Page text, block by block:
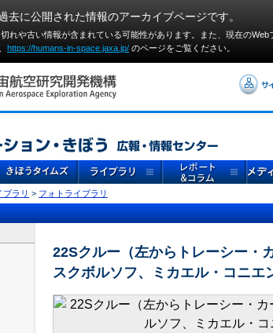
去に公開された情報のアーカイブページです。
れや古い情報が含まれている可能性があります。また、現在の
https://humans-in-space.jaxa.jp/ のページをご覧ください。
ブラリ > フォトライブラリ
22Sクルー（左からトレーシー・
スクボルソフ、ミカエル・コニエ